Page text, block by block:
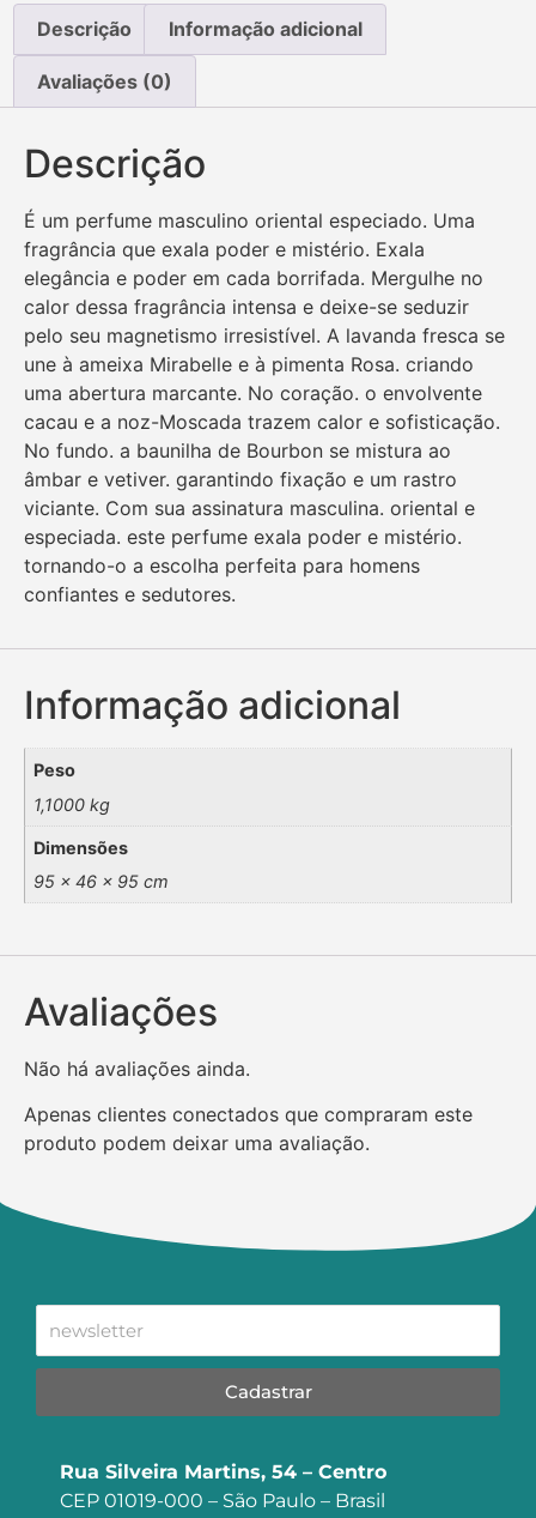
Descrição Informação adicional
Avaliações (0)
Descrição
É um perfume masculino oriental especiado. Uma
fragrância que exala poder e mistério. Exala
elegância e poder em cada borrifada. Mergulhe no
calor dessa fragrância intensa e deixe-se seduzir
pelo seu magnetismo irresistível. A lavanda fresca se
une à ameixa Mirabelle e à pimenta Rosa. criando
uma abertura marcante. No coração. o envolvente
cacau e a noz-Moscada trazem calor e sofisticação.
No fundo. a baunilha de Bourbon se mistura ao
âmbar e vetiver. garantindo fixação e um rastro
viciante. Com sua assinatura masculina. oriental e
especiada. este perfume exala poder e mistério.
tornando-o a escolha perfeita para homens
confiantes e sedutores.
Informação adicional
Peso
1,1000 kg
Dimensões
95 × 46 × 95 cm
Avaliações
Não há avaliações ainda.
Apenas clientes conectados que compraram este
produto podem deixar uma avaliação.
Cadastrar
Rua Silveira Martins, 54 – Centro
CEP 01019-000 – São Paulo – Brasil